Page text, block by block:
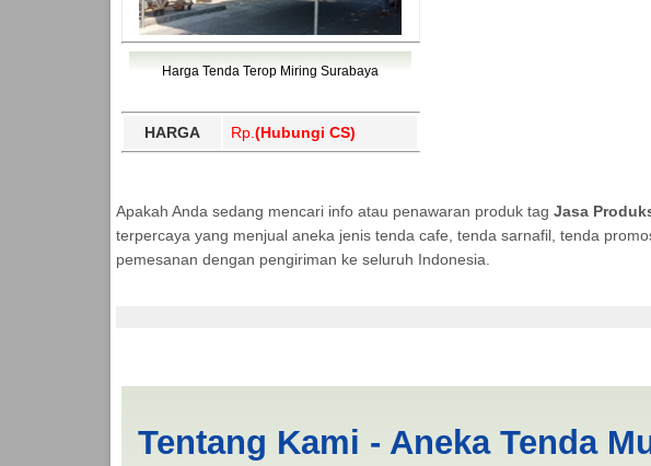
Harga Tenda Terop Miring Surabaya
HARGA Rp. (Hubungi CS)
Apakah Anda sedang mencari info atau penawaran produk tag Jasa
terpercaya yang menjual aneka jenis tenda cafe, tenda sarnafil, tenda
pemesanan dengan pengiriman ke seluruh Indonesia.
Tentang Kami - Aneka Tenda